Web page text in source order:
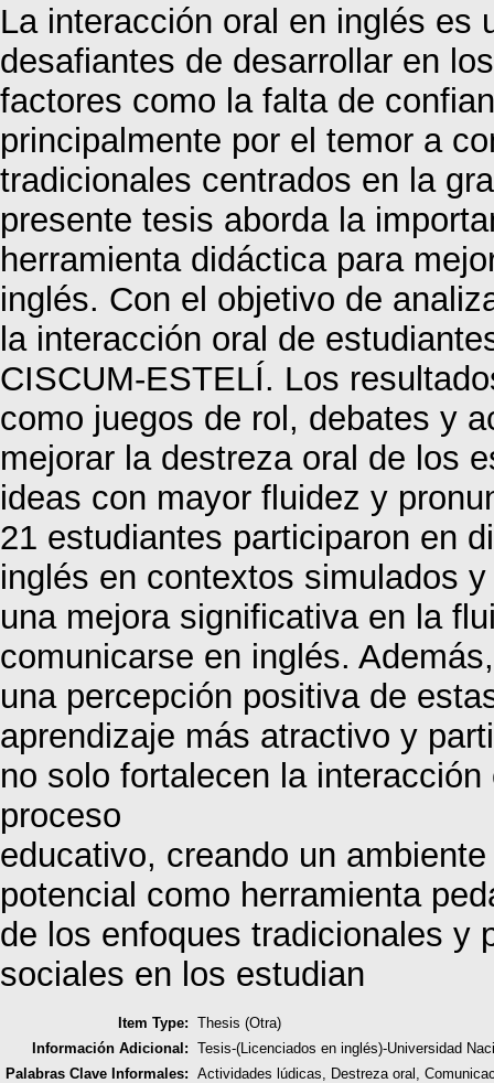
La interacción oral en inglés es
desafiantes de desarrollar en
factores como la falta de
principalmente por el temor a
tradicionales centrados en la
presente tesis aborda la
herramienta didáctica para
inglés. Con el objetivo de
la interacción oral de
CISCUM-ESTELÍ. Los
como juegos de rol, debates y
mejorar la destreza oral de los
ideas con mayor fluidez y
21 estudiantes participaron en
inglés en contextos simulados
una mejora significativa en la
comunicarse en inglés.
una percepción positiva de
aprendizaje más atractivo y
no solo fortalecen la
proceso
educativo, creando un
potencial como herramienta
de los enfoques tradicionales y
sociales en los estudian
Item Type: Thesis (Otra)
Información Adicional: Tesis-(Licenciados en inglés)-Universidad
Palabras Clave Informales: Actividades lúdicas, Destreza oral,